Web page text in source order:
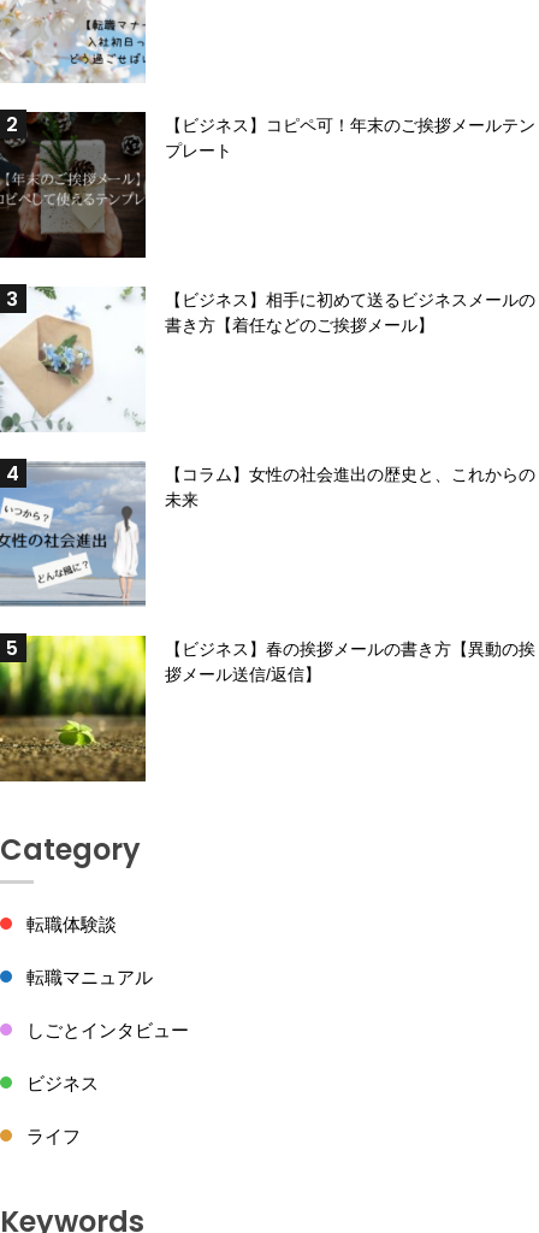
【ビジネス】コピペ可！年末のご挨拶メールテン
プレート
【ビジネス】相手に初めて送るビジネスメールの
書き方【着任などのご挨拶メール】
【コラム】女性の社会進出の歴史と、これからの
未来
【ビジネス】春の挨拶メールの書き方【異動の挨
拶メール送信/返信】
Category
転職体験談
転職マニュアル
しごとインタビュー
ビジネス
ライフ
Keywords